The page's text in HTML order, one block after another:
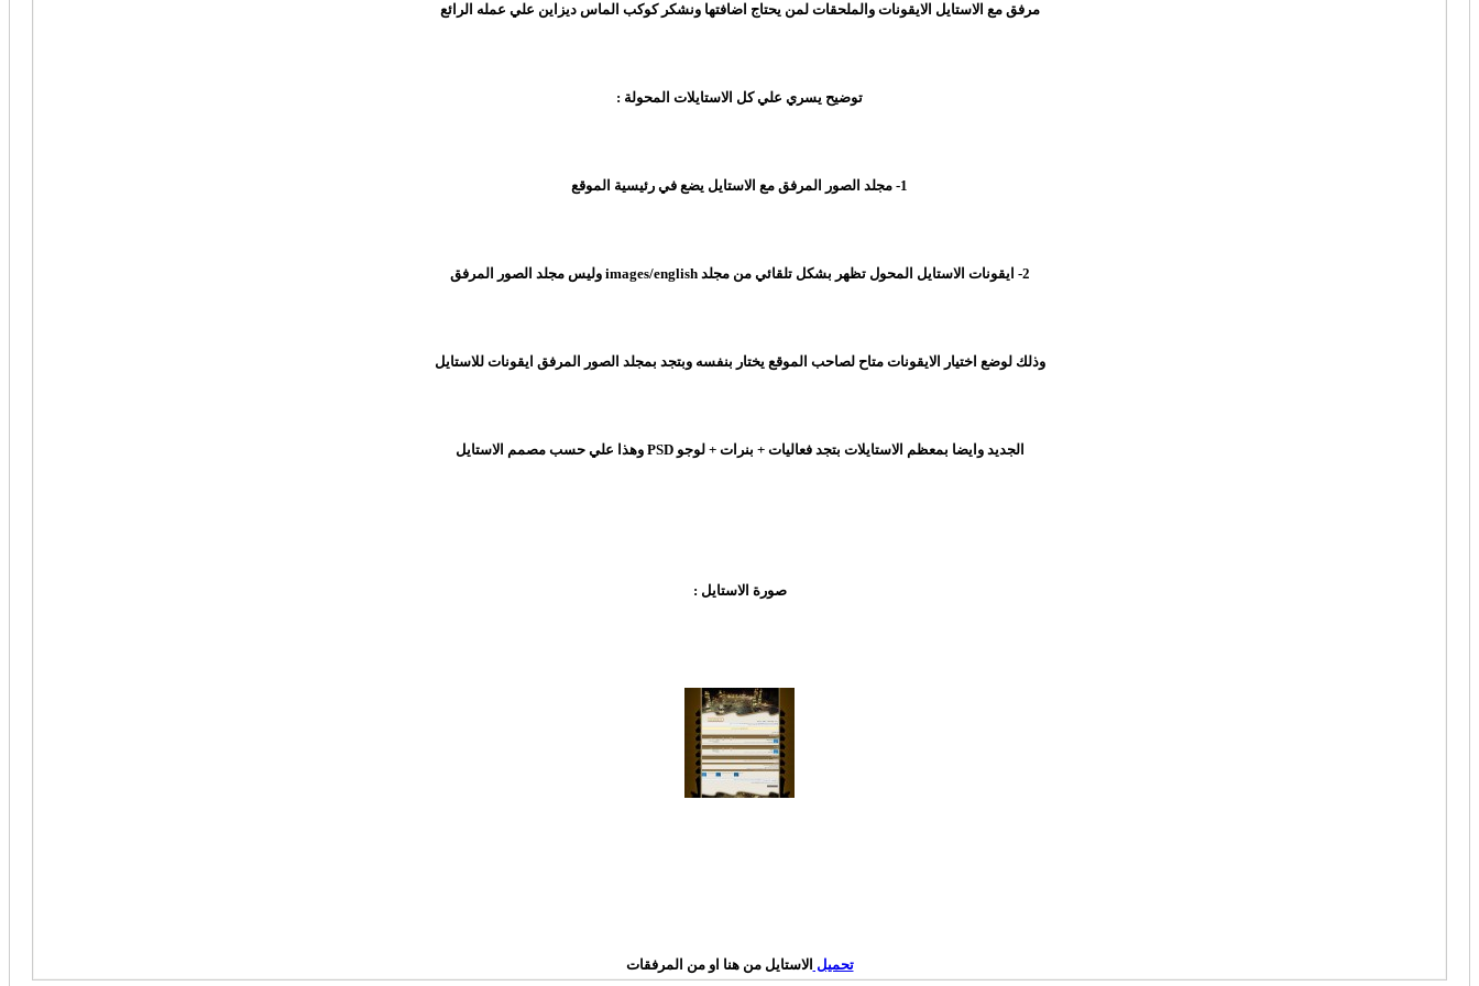
مرفق مع الاستايل الايقونات والملحقات لمن يحتاج اضافتها ونشكر كوكب الماس ديزاين علي عمله الرائع
توضيح يسري علي كل الاستايلات المحولة :
1- مجلد الصور المرفق مع الاستايل يضع في رئيسية الموقع
2- ايقونات الاستايل المحول تظهر بشكل تلقائي من مجلد images/english وليس مجلد الصور المرفق
وذلك لوضع اختيار الايقونات متاح لصاحب الموقع يختار بنفسه وبتجد بمجلد الصور المرفق ايقونات للاستايل
الجديد وايضا بمعظم الاستايلات بتجد فعاليات + بنرات + لوجو PSD وهذا علي حسب مصمم الاستايل
صورة الاستايل :
تحميل الاستايل من هنا او من المرفقات